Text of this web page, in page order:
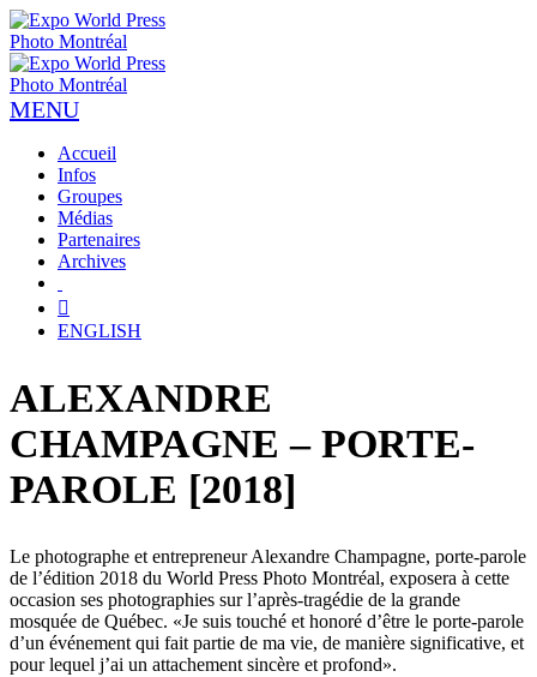
Accueil
Infos
Groupes
Médias
Partenaires
Archives
ENGLISH
ALEXANDRE
CHAMPAGNE – PORTE-
PAROLE [2018]
Le photographe et entrepreneur Alexandre Champagne, porte-parole
de l’édition 2018 du World Press Photo Montréal, exposera à cette
occasion ses photographies sur l’après-tragédie de la grande
mosquée de Québec. «Je suis touché et honoré d’être le porte-parole
d’un événement qui fait partie de ma vie, de manière significative, et
pour lequel j’ai un attachement sincère et profond».